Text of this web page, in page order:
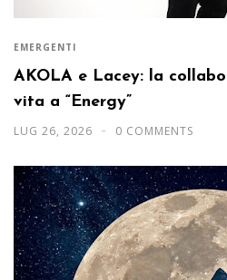
EMERGENTI
AKOLA e Lacey: la
vita a “Energy”
LUG 26, 2026 0 COMMENTS